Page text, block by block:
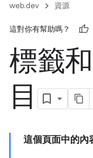
web.dev 資源
這對你有幫助嗎？
標籤
目
這個頁面中的內